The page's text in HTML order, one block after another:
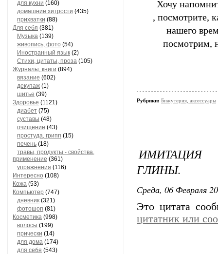
для кухни (160)
домашние хитрости (435)
прихватки (88)
Для себя (381)
Музыка (139)
живопись, фото (54)
Иностранный язык (2)
Стихи, цитаты, проза (105)
Журналы, книги (894)
вязание (602)
декупаж (1)
шитье (39)
Здоровье (1121)
диабет (75)
суставы (48)
очищение (43)
простуда, грипп (15)
печень (18)
травы, продукты - свойства,
применение (361)
упражнения (116)
Интересно (108)
Кожа (53)
Компьютер (747)
дневник (321)
фотошоп (81)
Косметика (998)
волосы (199)
прически (14)
для дома (174)
для себя (543)
Хочу
, посмотрите,
нашего
посмотрим,
Рубрики: Бижутерия, аксессуары
ГЛИНЫ.
Среда, 06 Февраля
Это цитата
цитатник или